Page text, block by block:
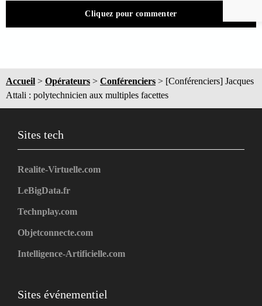
Cliquez pour commenter
Accueil > Opérateurs > Conférenciers > [Conférenciers] Jacques
Attali : polytechnicien aux multiples facettes
Sites tech
Realite-Virtuelle.com
LeBigData.fr
Technplay.com
Objetconnecte.com
Intelligence-Artificielle.com
Sites événementiel